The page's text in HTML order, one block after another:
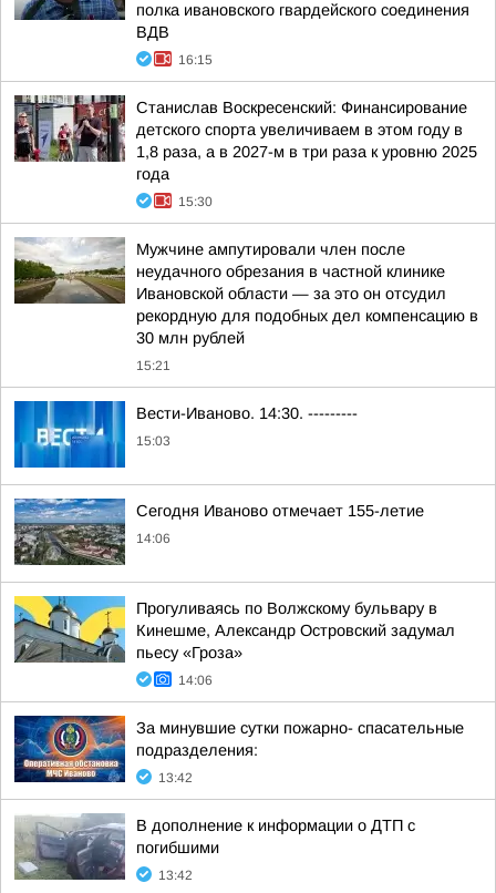
полка ивановского гвардейского соединения
ВДВ
16:15
Станислав Воскресенский: Финансирование
детского спорта увеличиваем в этом году в
1,8 раза, а в 2027-м в три раза к уровню 2025
года
15:30
Мужчине ампутировали член после
неудачного обрезания в частной клинике
Ивановской области — за это он отсудил
рекордную для подобных дел компенсацию в
30 млн рублей
15:21
Вести-Иваново. 14:30. ---------
15:03
Сегодня Иваново отмечает 155-летие
14:06
Прогуливаясь по Волжскому бульвару в
Кинешме, Александр Островский задумал
пьесу «Гроза»
14:06
За минувшие сутки пожарно- спасательные
подразделения:
13:42
В дополнение к информации о ДТП с
погибшими
13:42